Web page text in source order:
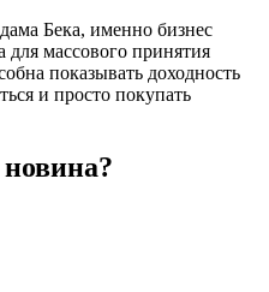
Бека, именно бизнес
для массового принятия
показывать доходность
и просто покупать